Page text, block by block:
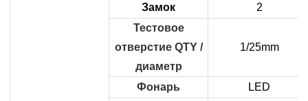
Замок
2
Тестовое
отверстие QTY /
диаметр
1/25mm
Фонарь
LED